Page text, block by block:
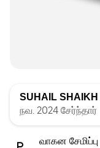
SUHAIL SHAIKH
நவ. 2024 சேர்ந்தார்
வாகன சேமிப்பு